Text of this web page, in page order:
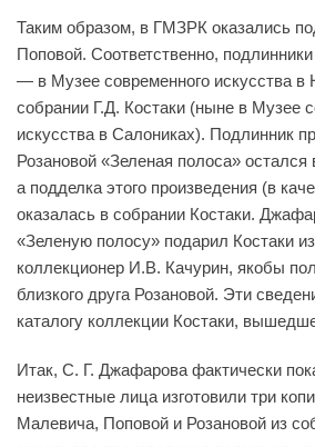
Таким образом, в ГМЗРК оказались
Поповой. Соответственно,
— в Музее современного искусства в
собрании Г.Д. Костаки (ныне в Музее
искусства в Салониках). Подлинник
Розановой «Зеленая полоса» остался
а подделка этого произведения (в
оказалась в собрании Костаки.
«Зеленую полосу» подарил Костаки
коллекционер И.В. Качурин, якобы
близкого друга Розановой. Эти
каталогу коллекции Костаки,
Итак, С. Г. Джафарова фактически
неизвестные лица изготовили три
Малевича, Поповой и Розановой из